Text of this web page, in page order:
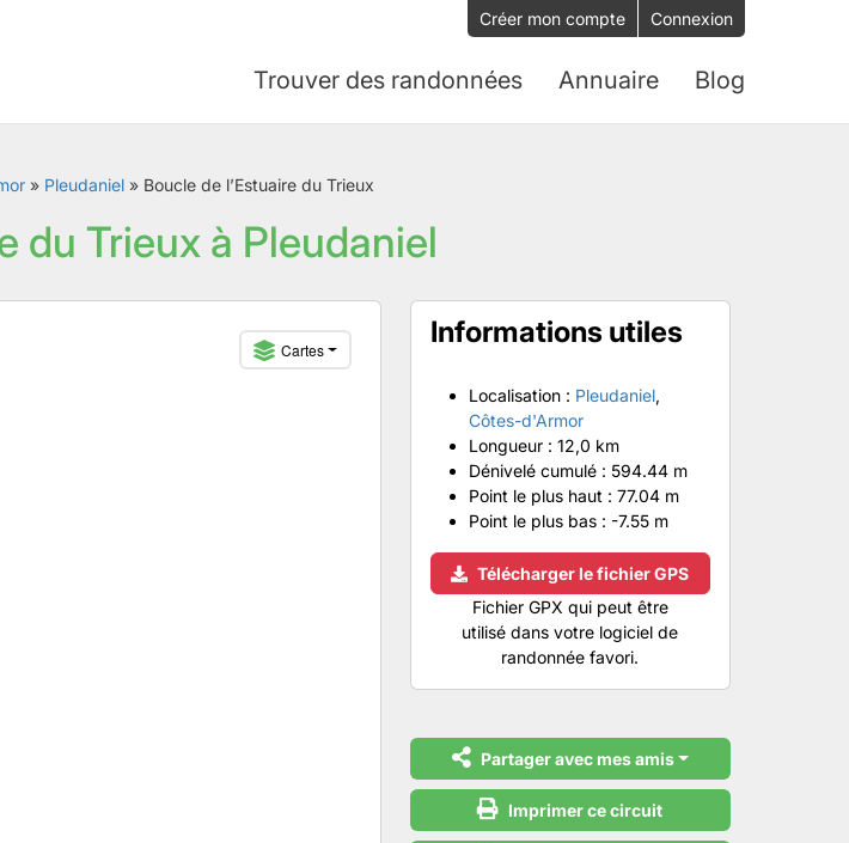
Créer mon compte Connexion
Trouver des randonnées Annuaire Blog
» Pleudaniel» Boucle de l’Estuaire du Trieux
du Trieux à Pleudaniel
Cartes Informations utiles
Localisation : Pleudaniel,
Côtes-d'Armor
Longueur : 12,0 km
Dénivelé cumulé : 594.44 m
Point le plus haut : 77.04 m
Point le plus bas : -7.55 m
Télécharger le fichier GPS
Fichier GPX qui peut être
utilisé dans votre logiciel de
randonnée favori.
Partager avec mes amis
Imprimer ce circuit